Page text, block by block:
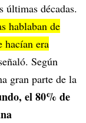
décadas.
hablaban de
hacían era
Según
gran parte de la
el 80% de